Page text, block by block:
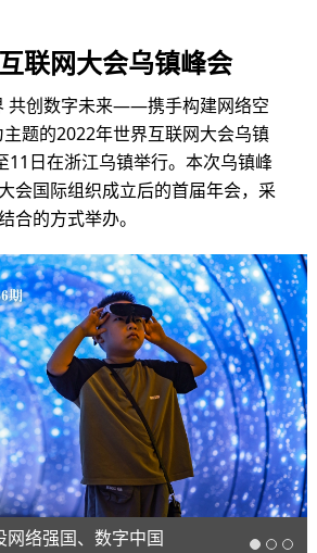
联网大会乌镇峰会
共创数字未来——携手构建网络空
主题的2022年世界互联网大会乌镇
11日在浙江乌镇举行。本次乌镇峰
会国际组织成立后的首届年会，采
合的方式举办。
络强国、数字中国